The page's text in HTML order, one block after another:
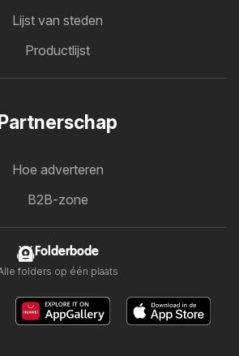
Lijst van steden
Productlijst
Partnerschap
Hoe adverteren
B2B-zone
Folderbode
folders op één plaats